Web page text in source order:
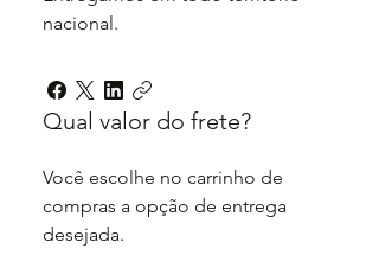
nacional.
Qual valor do frete?
Você escolhe no carrinho de
compras a opção de entrega
desejada.